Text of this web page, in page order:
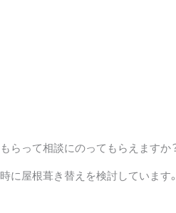
らって相談にのってもらえますか
に屋根葺き替えを検討していま